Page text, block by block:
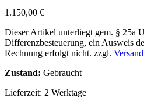
1.150,00 €
Dieser Artikel unterliegt gem. § 25a
Differenzbesteuerung, ein Ausweis
Rechnung erfolgt nicht. zzgl.
Zustand: Gebraucht
Lieferzeit: 2 Werktage